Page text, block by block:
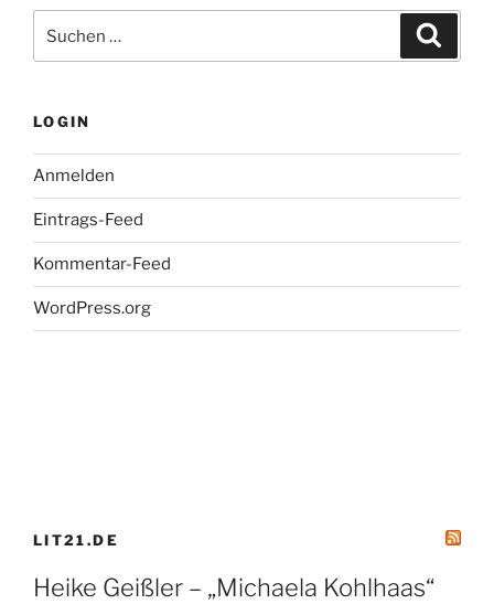
nach:
LOGIN
Anmelden
Eintrags-Feed
Kommentar-Feed
WordPress.org
LIT21.DE
Heike Geißler – „Michaela Kohlhaas“